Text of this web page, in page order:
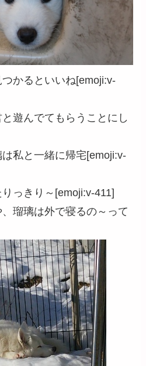
かるといいね[emoji:v-
遊んでてもらうことにし
私と一緒に帰宅[emoji:v-
っきり～[emoji:v-411]
瑠璃は外で寝るの～って